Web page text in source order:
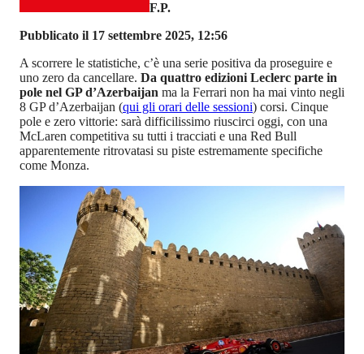
F.P.
Pubblicato il 17 settembre 2025, 12:56
A scorrere le statistiche, c’è una serie positiva da proseguire e
uno zero da cancellare. Da quattro edizioni Leclerc parte in
pole nel GP d’Azerbaijan ma la Ferrari non ha mai vinto negli
8 GP d’Azerbaijan (qui gli orari delle sessioni) corsi. Cinque
pole e zero vittorie: sarà difficilissimo riuscirci oggi, con una
McLaren competitiva su tutti i tracciati e una Red Bull
apparentemente ritrovatasi su piste estremamente specifiche
come Monza.